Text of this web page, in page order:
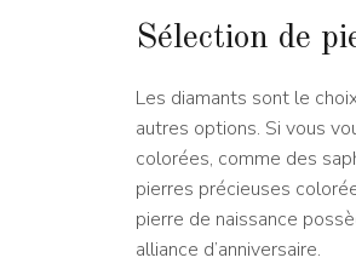
Sélection de
Les diamants sont le
autres options. Si vous
colorées, comme des
pierres précieuses
pierre de naissance
alliance d’anniversaire.